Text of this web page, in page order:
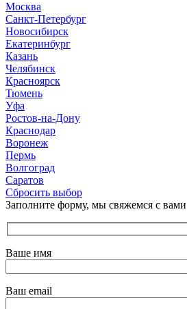
Москва
Санкт-Петербург
Новосибирск
Екатеринбург
Казань
Челябинск
Красноярск
Тюмень
Уфа
Ростов-на-Дону
Краснодар
Воронеж
Пермь
Волгоград
Саратов
Сбросить выбор
Заполните форму, мы свяжемся с вами
Ваше имя
Ваш email